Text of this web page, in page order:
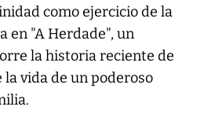
como ejercicio de la
en "A Herdade", un
la historia reciente de
vida de un poderoso